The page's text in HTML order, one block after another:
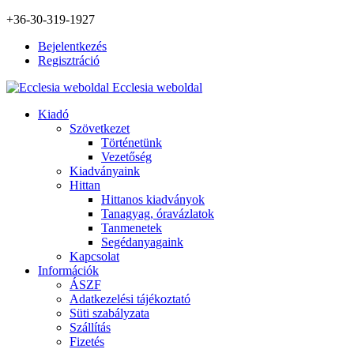
+36-30-319-1927
Bejelentkezés
Regisztráció
Ecclesia weboldal
Kiadó
Szövetkezet
Történetünk
Vezetőség
Kiadványaink
Hittan
Hittanos kiadványok
Tanagyag, óravázlatok
Tanmenetek
Segédanyagaink
Kapcsolat
Információk
ÁSZF
Adatkezelési tájékoztató
Süti szabályzata
Szállítás
Fizetés